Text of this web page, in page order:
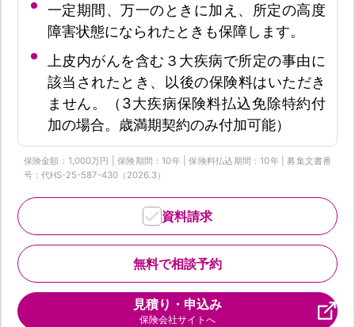
一定期間、万一のときに加え、所定の高度
障害状態になられたときも保障します。
上皮内がんを含む３大疾病で所定の事由に
該当されたとき、以後の保険料はいただき
ません。（3大疾病保険料払込免除特約付
加の場合。歳満期契約のみ付加可能）
保険金額：1,000万円 | 保険期間：10年 | 保険料払込期間：10年 | 募集文書番
号：代HS-25-587-430（2026.3）
無料で相談予約
資料請求
見積り・申込み
保険会社サイトへ